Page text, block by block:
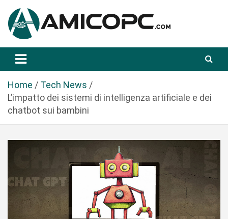
a
Amicopc.com
Home
Tech News
L’impatto dei sistemi di intelligenza artificiale e dei
chatbot sui bambini